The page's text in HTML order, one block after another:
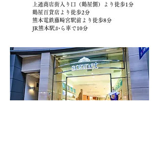
上通商店街入り口（鶴屋側）より徒歩1分
鶴屋百貨店より徒歩2分
熊本電鉄藤崎宮駅前より徒歩8分
JR熊本駅から車で10分